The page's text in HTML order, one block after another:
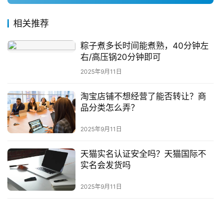
直
带
流
推
广
私
域
社
群
相关推荐
粽子煮多长时间能煮熟，40分钟左
右/高压锅20分钟即可
2025年9月11日
淘宝店铺不想经营了能否转让？商
品分类怎么弄？
2025年9月11日
天猫实名认证安全吗？天猫国际不
实名会发货吗
2025年9月11日